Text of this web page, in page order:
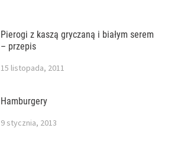
Pierogi z kaszą gryczaną i białym serem
– przepis
15 listopada, 2011
Hamburgery
9 stycznia, 2013